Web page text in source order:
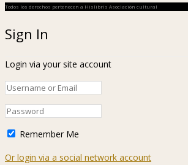
Todos los derechos pertenecen a Hislibris Asociación cultural
Sign In
Login via your site account
Remember Me
Or login via a social network account